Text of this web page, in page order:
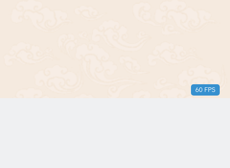
61 FPS